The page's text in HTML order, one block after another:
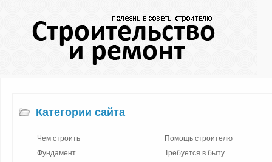
Категории сайта
Чем строить
Фундамент
Помощь строителю
Требуется в быту